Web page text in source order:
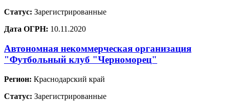
Статус: Зарегистрированные
Дата ОГРН: 10.11.2020
Автономная некоммерческая организация
"Футбольный клуб "Черноморец"
Регион: Краснодарский край
Статус: Зарегистрированные